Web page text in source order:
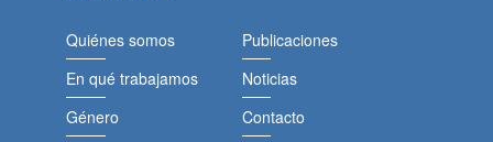
Quiénes somos
En qué trabajamos
Género
Publicaciones
Noticias
Contacto